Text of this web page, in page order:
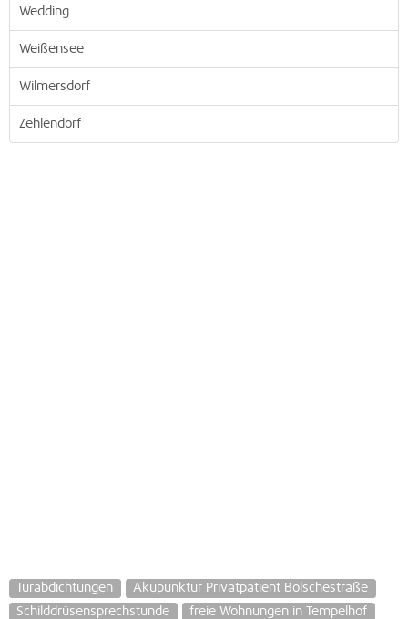
Wedding
Weißensee
Wilmersdorf
Zehlendorf
Türabdichtungen
Akupunktur Privatpatient Bölschestraße
Schilddrüsensprechstunde
freie Wohnungen in Tempelhof